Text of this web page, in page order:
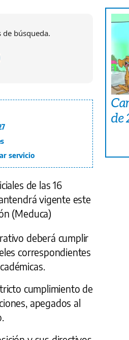
búsqueda.
servicio
de las 16
vigente este
(Meduca)
deberá cumplir
correspondientes
cumplimiento de
apegados al
de